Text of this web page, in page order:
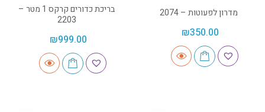
מדרון לפעוטות – 2074
₪350.00
בריכת כדורים קרקס 1 מטר –
2203
₪999.00